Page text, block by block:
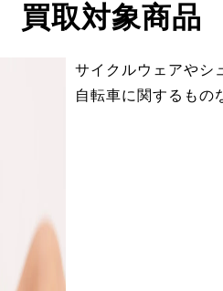
買取対象商品
サイクルウェアやシ
自転車に関するもの